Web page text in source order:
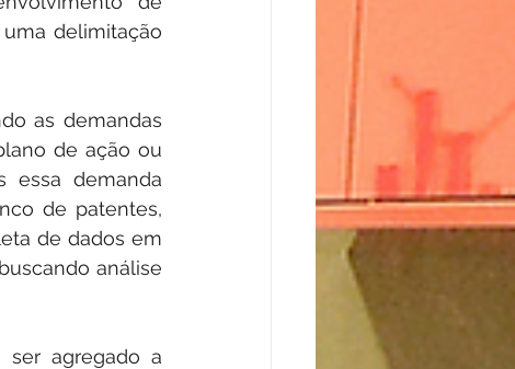
delimitação
as demandas
de ação ou
essa demanda
de patentes,
de dados em
análise
ser agregado a